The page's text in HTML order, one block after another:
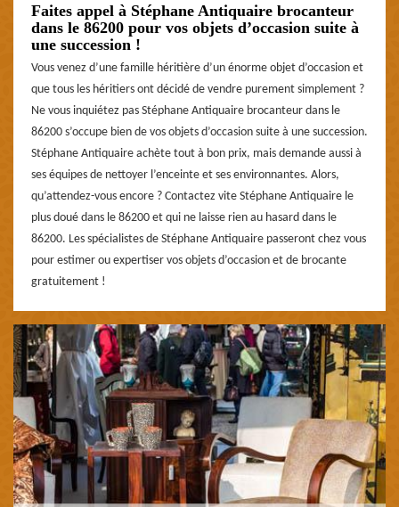
Faites appel à Stéphane Antiquaire brocanteur
dans le 86200 pour vos objets d’occasion suite à
une succession !
Vous venez d’une famille héritière d’un énorme objet d’occasion et
que tous les héritiers ont décidé de vendre purement simplement ?
Ne vous inquiétez pas Stéphane Antiquaire brocanteur dans le
86200 s’occupe bien de vos objets d’occasion suite à une succession.
Stéphane Antiquaire achète tout à bon prix, mais demande aussi à
ses équipes de nettoyer l’enceinte et ses environnantes. Alors,
qu’attendez-vous encore ? Contactez vite Stéphane Antiquaire le
plus doué dans le 86200 et qui ne laisse rien au hasard dans le
86200. Les spécialistes de Stéphane Antiquaire passeront chez vous
pour estimer ou expertiser vos objets d’occasion et de brocante
gratuitement !